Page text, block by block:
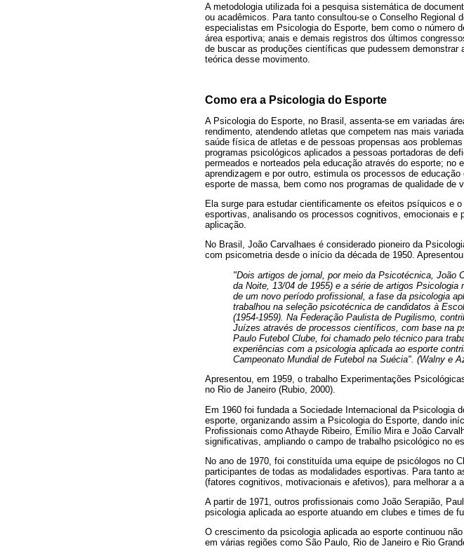
A metodologia utilizada foi a pesquisa sistemática de
ou acadêmicos. Para tanto consultou-se o Conselho Regional
especialistas em Psicologia do Esporte, bem como o número
área esportiva; anais e demais registros dos últimos
de buscar as produções científicas que pudessem
teórica desse movimento.
Como era a Psicologia do Esporte
A Psicologia do Esporte, no Brasil, assenta-se em variadas
rendimento, atendendo atletas que competem nas mais
saúde física de atletas e de pessoas propensas aos
programas psicológicos aplicados a pessoas portadoras de
permeados e norteados pela educação através do esporte;
aprendizagem e por outro, estimula os processos de
esporte de massa, bem como nos programas de qualidade de
Ela surge para estudar cientificamente os efeitos psíquicos e
esportivas, analisando os processos cognitivos, emocionais
aplicação.
No Brasil, João Carvalhaes é considerado pioneiro da
com psicometria desde o início da década de 1950.
"Dois artigos de jornal, por meio da Psicotécnica, João
da Noite, 13/04 de 1955) e a série de artigos
de um novo período profissional, a fase da psicologia
trabalhou na seleção psicotécnica de candidatos à
(1954-1959). Na Federação Paulista de Pugilismo,
Juízes através de processos científicos, com base na
Paulo Futebol Clube, foi chamado pelo técnico para
experiências com a psicologia aplicada ao esporte
Campeonato Mundial de Futebol na Suécia". (Walny e
Apresentou, em 1959, o trabalho Experimentações
no Rio de Janeiro (Rubio, 2000).
Em 1960 foi fundada a Sociedade Internacional da Psicologia
esporte, organizando assim a Psicologia do Esporte, dando
Profissionais como Athayde Ribeiro, Emílio Mira e João
significativas, ampliando o campo de trabalho psicológico no
No ano de 1970, foi constituída uma equipe de psicólogos no
participantes de todas as modalidades esportivas. Para tanto
(fatores cognitivos, motivacionais e afetivos), para melhorar a
A partir de 1971, outros profissionais como João Serapião,
psicologia aplicada ao esporte atuando em clubes e times de
O crescimento da psicologia aplicada ao esporte continuou
em várias regiões como São Paulo, Rio de Janeiro e Rio